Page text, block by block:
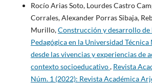
Rocío Arias Soto, Lourdes Castro
Corrales, Alexander Porras Sibaja,
Murillo,Construcción y desarrollo de
Pedagógica en la Universidad
desde las vivencias y experiencias de
contexto socioeducativo, Revista
Núm. 1 (2022): Revista Académica